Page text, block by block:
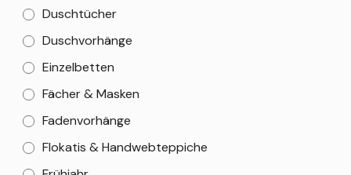
Duschtücher
Duschvorhänge
Einzelbetten
Fächer & Masken
Fadenvorhänge
Flokatis & Handwebteppiche